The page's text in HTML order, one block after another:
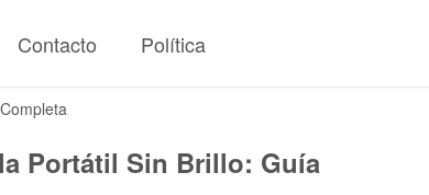
Contacto Política
Portátil Sin Brillo: Guía